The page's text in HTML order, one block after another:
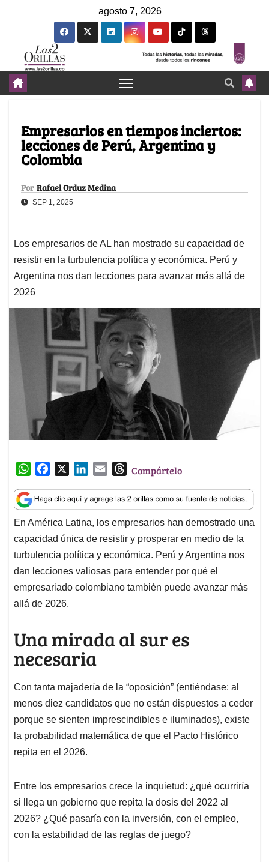
agosto 7, 2026
Empresarios en tiempos inciertos:
lecciones de Perú, Argentina y
Colombia
Por Rafael Orduz Medina
SEP 1, 2025
Los empresarios de AL han mostrado su capacidad de
resistir en la turbulencia política y económica. Perú y
Argentina nos dan lecciones para avanzar más allá de
2026
W
a
t
s
A
p
p
c
e
b
o
o
k
n
k
e
d
I
n
a
i
l
T
r
e
a
d
s
Compártelo
En América Latina, los empresarios han demostrado una
capacidad única de resistir y prosperar en medio de la
turbulencia política y económica. Perú y Argentina nos
dan lecciones valiosas para entender por qué el
empresariado colombiano también puede avanzar más
allá de 2026.
Una mirada al sur es
necesaria
Con tanta majadería de la “oposición” (entiéndase: al
menos diez candidatos que no están dispuestos a ceder
porque se sienten imprescindibles e iluminados), existe
la probabilidad matemática de que el Pacto Histórico
repita en el 2026.
Entre los empresarios crece la inquietud: ¿qué ocurriría
si llega un gobierno que repita la dosis del 2022 al
2026? ¿Qué pasaría con la inversión, con el empleo,
con la estabilidad de las reglas de juego?